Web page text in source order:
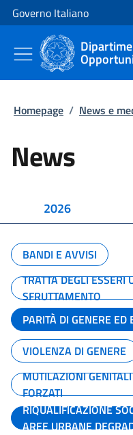
Vai al contenuto
Vai alla navigazione del sito
Governo Italiano
Homepage / News e
News
2026
BANDI E AVVISI
TRATTA DEGLI ESSERI
SFRUTTAMENTO
PARITÀ DI GENERE
VIOLENZA DI GENERE
MUTILAZIONI
FORZATI
RIQUALIFICAZIONE
AREE URBANE